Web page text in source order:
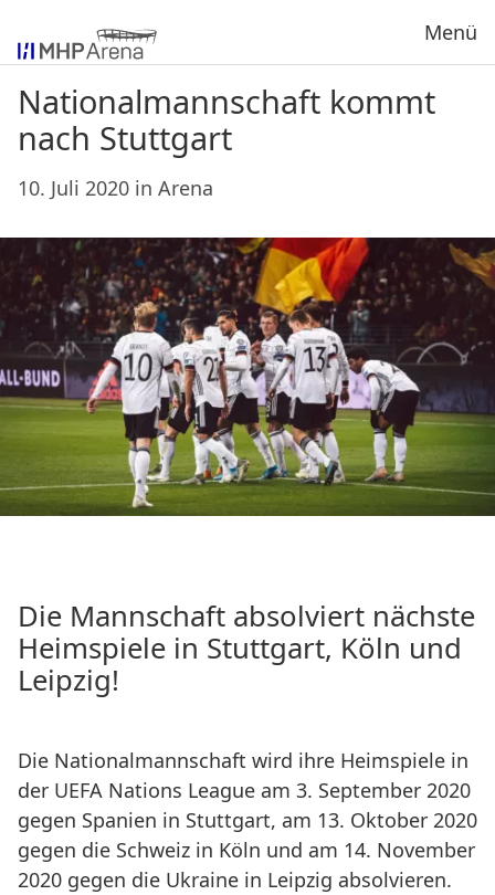
Menü
Nationalmannschaft kommt
nach Stuttgart
10. Juli 2020 in Arena
Die Mannschaft absolviert nächste
Heimspiele in Stuttgart, Köln und
Leipzig!
Die Nationalmannschaft wird ihre Heimspiele in
der UEFA Nations League am 3. September 2020
gegen Spanien in Stuttgart, am 13. Oktober 2020
gegen die Schweiz in Köln und am 14. November
2020 gegen die Ukraine in Leipzig absolvieren.